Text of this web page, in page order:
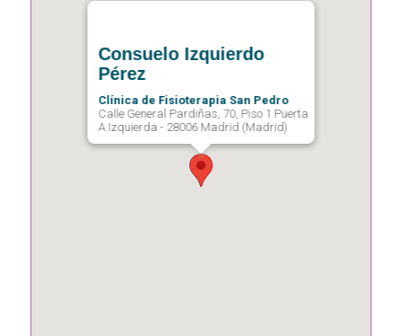
Consuelo Izquierdo
Pérez
Clínica de Fisioterapia San Pedro
Calle General Pardiñas, 70, Piso 1 Puerta
A Izquierda - 28006 Madrid (Madrid)